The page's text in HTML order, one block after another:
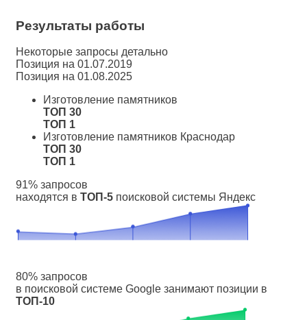
Результаты работы
Некоторые запросы детально
Позиция на 01.07.2019
Позиция на 01.08.2025
Изготовление памятников
ТОП 30
ТОП 1
Изготовление памятников Краснодар
ТОП 30
ТОП 1
91% запросов
находятся в ТОП-5 поисковой системы Яндекс
80% запросов
в поисковой системе Google занимают позиции в
ТОП-10